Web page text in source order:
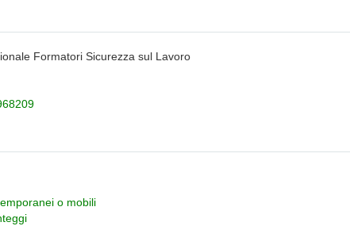
Formatori Sicurezza sul Lavoro
o mobili